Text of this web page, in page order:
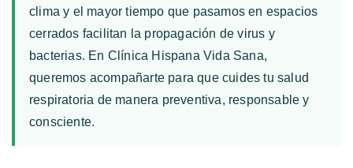
clima y el mayor tiempo que pasamos en espacios
cerrados facilitan la propagación de virus y
bacterias. En Clínica Hispana Vida Sana,
queremos acompañarte para que cuides tu salud
respiratoria de manera preventiva, responsable y
consciente.